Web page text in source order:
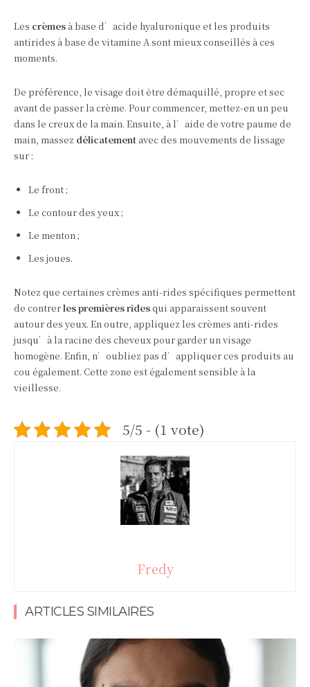
Les crèmes à base d’acide hyaluronique et les produits
antirides à base de vitamine A sont mieux conseillés à ces
moments.
De préférence, le visage doit être démaquillé, propre et sec
avant de passer la crème. Pour commencer, mettez-en un peu
dans le creux de la main. Ensuite, à l’aide de votre paume de
main, massez délicatement avec des mouvements de lissage
sur :
Le front ;
Le contour des yeux ;
Le menton ;
Les joues.
Notez que certaines crèmes anti-rides spécifiques permettent
de contrerles premières ridesqui apparaissent souvent
autour des yeux. En outre, appliquez les crèmes anti-rides
jusqu’à la racine des cheveux pour garder un visage
homogène. Enfin, n’oubliez pas d’appliquer ces produits au
cou également. Cette zone est également sensible à la
vieillesse.
5/5 - (1 vote)
Fredy
ARTICLES SIMILAIRES